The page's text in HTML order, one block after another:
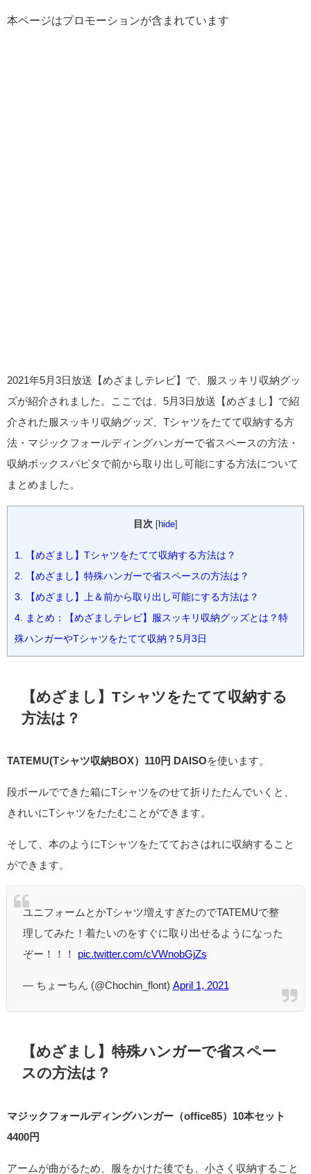
本ページはプロモーションが含まれています
2021年5月3日放送【めざましテレビ】で、服スッキリ収納グッ
ズが紹介されました。ここでは、5月3日放送【めざまし】で紹
介された服スッキリ収納グッズ、Tシャツをたてて収納する方
法・マジックフォールディングハンガーで省スペースの方法・
収納ボックスパピタで前から取り出し可能にする方法について
まとめました。
目次 [hide]
1. 【めざまし】Tシャツをたてて収納する方法は？
2. 【めざまし】特殊ハンガーで省スペースの方法は？
3. 【めざまし】上＆前から取り出し可能にする方法は？
4. まとめ：【めざましテレビ】服スッキリ収納グッズとは？特
殊ハンガーやTシャツをたてて収納？5月3日
【めざまし】Tシャツをたてて収納する
方法は？
TATEMU(Tシャツ収納BOX）110円 DAISO を使います。
段ボールでできた箱にTシャツをのせて折りたたんでいくと、
きれいにTシャツをたたむことができます。
そして、本のようにTシャツをたてておさはれに収納すること
ができます。
ユニフォームとかTシャツ増えすぎたのでTATEMUで整
理してみた！着たいのをすぐに取り出せるようになった
ぞー！！！ pic.twitter.com/cVWnobGjZs
— ちょーちん (@Chochin_flont) April 1, 2021
【めざまし】特殊ハンガーで省スペー
スの方法は？
マジックフォールディングハンガー（office85）10本セット
4400円
アームが曲がるため、服をかけた後でも、小さく収納すること